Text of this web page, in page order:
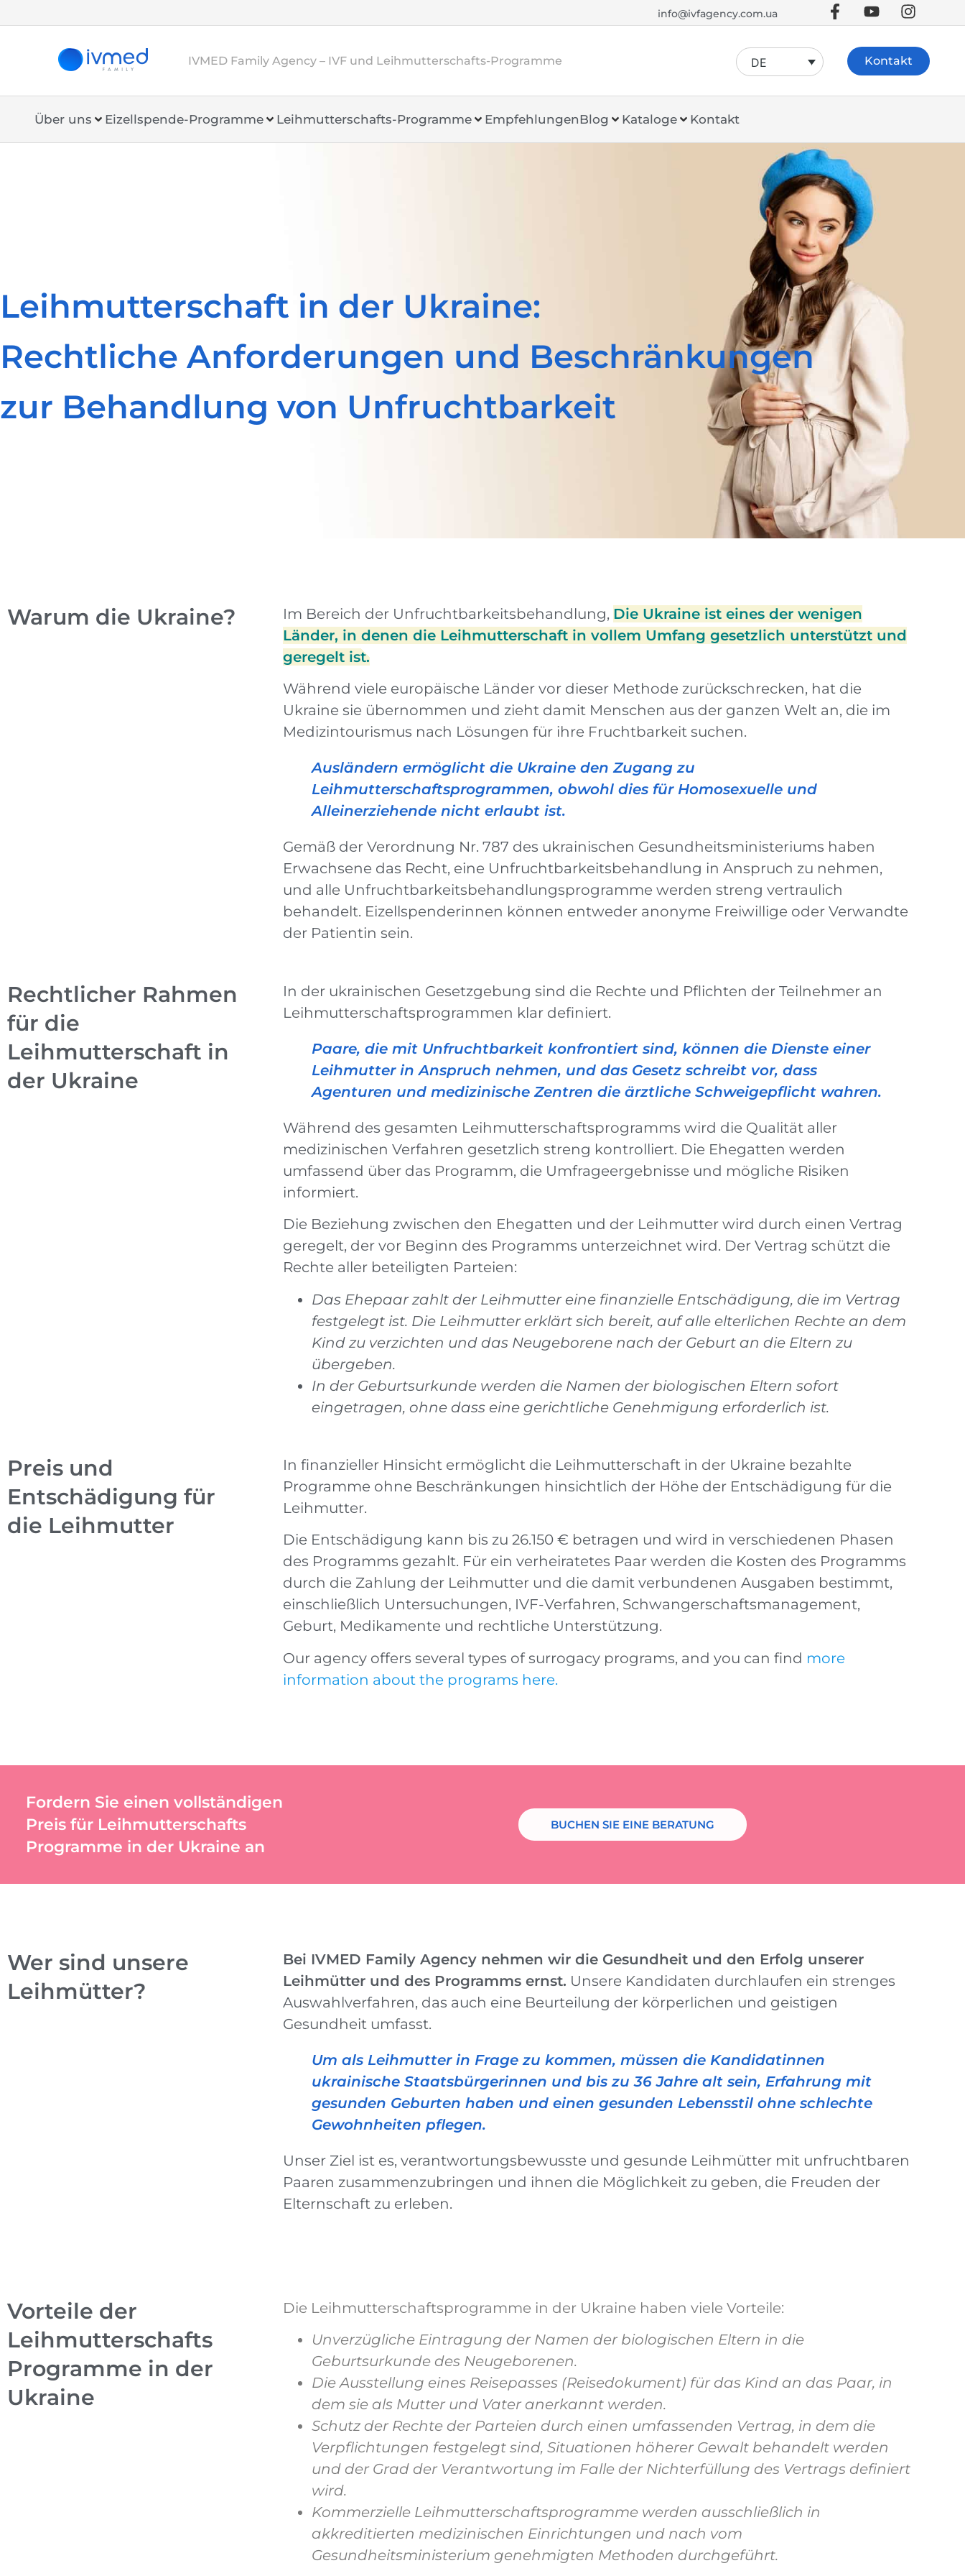
info@ivfagency.com.ua
IVMED Family Agency – IVF und Leihmutterschafts-Programme DE Kontakt
Über uns Eizellspende-Programme Leihmutterschafts-Programme EmpfehlungenBlog Kataloge Kontakt
Leihmutterschaft in der Ukraine:
Rechtliche Anforderungen und Beschränkungen
zur Behandlung von Unfruchtbarkeit
Warum die Ukraine? Im Bereich der Unfruchtbarkeitsbehandlung, Die Ukraine ist eines der wenigen
Länder, in denen die Leihmutterschaft in vollem Umfang gesetzlich unterstützt und
geregelt ist.
Während viele europäische Länder vor dieser Methode zurückschrecken, hat die
Ukraine sie übernommen und zieht damit Menschen aus der ganzen Welt an, die im
Medizintourismus nach Lösungen für ihre Fruchtbarkeit suchen.
Ausländern ermöglicht die Ukraine den Zugang zu
Leihmutterschaftsprogrammen, obwohl dies für Homosexuelle und
Alleinerziehende nicht erlaubt ist.
Gemäß der Verordnung Nr. 787 des ukrainischen Gesundheitsministeriums haben
Erwachsene das Recht, eine Unfruchtbarkeitsbehandlung in Anspruch zu nehmen,
und alle Unfruchtbarkeitsbehandlungsprogramme werden streng vertraulich
behandelt. Eizellspenderinnen können entweder anonyme Freiwillige oder Verwandte
der Patientin sein.
Rechtlicher Rahmen
für die
Leihmutterschaft in
der Ukraine
In der ukrainischen Gesetzgebung sind die Rechte und Pflichten der Teilnehmer an
Leihmutterschaftsprogrammen klar definiert.
Paare, die mit Unfruchtbarkeit konfrontiert sind, können die Dienste einer
Leihmutter in Anspruch nehmen, und das Gesetz schreibt vor, dass
Agenturen und medizinische Zentren die ärztliche Schweigepflicht wahren.
Während des gesamten Leihmutterschaftsprogramms wird die Qualität aller
medizinischen Verfahren gesetzlich streng kontrolliert. Die Ehegatten werden
umfassend über das Programm, die Umfrageergebnisse und mögliche Risiken
informiert.
Die Beziehung zwischen den Ehegatten und der Leihmutter wird durch einen Vertrag
geregelt, der vor Beginn des Programms unterzeichnet wird. Der Vertrag schützt die
Rechte aller beteiligten Parteien:
Das Ehepaar zahlt der Leihmutter eine finanzielle Entschädigung, die im Vertrag
festgelegt ist. Die Leihmutter erklärt sich bereit, auf alle elterlichen Rechte an dem
Kind zu verzichten und das Neugeborene nach der Geburt an die Eltern zu
übergeben.
In der Geburtsurkunde werden die Namen der biologischen Eltern sofort
eingetragen, ohne dass eine gerichtliche Genehmigung erforderlich ist.
Preis und
Entschädigung für
die Leihmutter
In finanzieller Hinsicht ermöglicht die Leihmutterschaft in der Ukraine bezahlte
Programme ohne Beschränkungen hinsichtlich der Höhe der Entschädigung für die
Leihmutter.
Die Entschädigung kann bis zu 26.150 € betragen und wird in verschiedenen Phasen
des Programms gezahlt. Für ein verheiratetes Paar werden die Kosten des Programms
durch die Zahlung der Leihmutter und die damit verbundenen Ausgaben bestimmt,
einschließlich Untersuchungen, IVF-Verfahren, Schwangerschaftsmanagement,
Geburt, Medikamente und rechtliche Unterstützung.
Our agency offers several types of surrogacy programs, and you can find more
information about the programs here.
Fordern Sie einen vollständigen
Preis für Leihmutterschafts
Programme in der Ukraine an
BUCHEN SIE EINE BERATUNG
Wer sind unsere
Leihmütter?
Bei IVMED Family Agency nehmen wir die Gesundheit und den Erfolg unserer
Leihmütter und des Programms ernst. Unsere Kandidaten durchlaufen ein strenges
Auswahlverfahren, das auch eine Beurteilung der körperlichen und geistigen
Gesundheit umfasst.
Um als Leihmutter in Frage zu kommen, müssen die Kandidatinnen
ukrainische Staatsbürgerinnen und bis zu 36 Jahre alt sein, Erfahrung mit
gesunden Geburten haben und einen gesunden Lebensstil ohne schlechte
Gewohnheiten pflegen.
Unser Ziel ist es, verantwortungsbewusste und gesunde Leihmütter mit unfruchtbaren
Paaren zusammenzubringen und ihnen die Möglichkeit zu geben, die Freuden der
Elternschaft zu erleben.
Vorteile der
Leihmutterschafts
Programme in der
Ukraine
Die Leihmutterschaftsprogramme in der Ukraine haben viele Vorteile:
Unverzügliche Eintragung der Namen der biologischen Eltern in die
Geburtsurkunde des Neugeborenen.
Die Ausstellung eines Reisepasses (Reisedokument) für das Kind an das Paar, in
dem sie als Mutter und Vater anerkannt werden.
Schutz der Rechte der Parteien durch einen umfassenden Vertrag, in dem die
Verpflichtungen festgelegt sind, Situationen höherer Gewalt behandelt werden
und der Grad der Verantwortung im Falle der Nichterfüllung des Vertrags definiert
wird.
Kommerzielle Leihmutterschaftsprogramme werden ausschließlich in
akkreditierten medizinischen Einrichtungen und nach vom
Gesundheitsministerium genehmigten Methoden durchgeführt.